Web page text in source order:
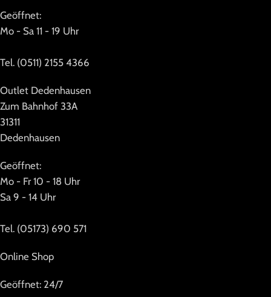
Geöffnet:
Mo - Sa 11 - 19 Uhr
Tel. (0511) 2155 4366
Outlet Dedenhausen
Zum Bahnhof 33A
31311
Dedenhausen
Geöffnet:
Mo - Fr 10 - 18 Uhr
Sa 9 - 14 Uhr
Tel. (05173) 690 571
Online Shop
Geöffnet: 24/7